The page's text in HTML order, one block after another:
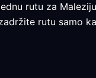
rutu za
rutu samo